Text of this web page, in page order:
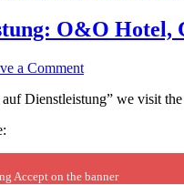
O&O Hotel,
a Comment
Dienstleistung” we visit
Accept on the banner